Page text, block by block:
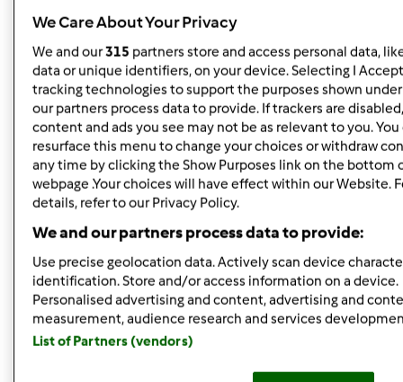
"rozwałkowuję a jak przesuszy to tnę maszynką na nitki lub
wstążki. Teraz przed Świętami maszynka baardzo mi
pomogła przy pierogach i uszkach.
W jeden wieczór
zrobiłyśmy z Kasią 150 uszek i 220 pierogów
Gdybym
miała taką ilość ciasta wałkować wałkiem to następnego
dnia odpadły by mi ręce
Mam też ekspres do kawy przelewowy i termometr do
mięsa... i chyba to wszystko!
Zalogujlub zarejestruj sięaby dodawać
komentarze
We Care About Your Privacy
We and our315 partners store and access personal data,
data or unique identifiers, on your device. Selecting I
tracking technologies to support the purposes shown
our partners process data to provide. If trackers are
content and ads you see may not be as relevant to you. You
resurface this menu to change your choices or withdraw
any time by clicking the Show Purposes link on the bottom
webpage .Your choices will have effect within our Website.
details, refer to our Privacy Policy.
We and our partners process data to provide:
Use precise geolocation data. Actively scan device
identification. Store and/or access information on a device.
Personalised advertising and content, advertising and
measurement, audience research and services
List of Partners (vendors)